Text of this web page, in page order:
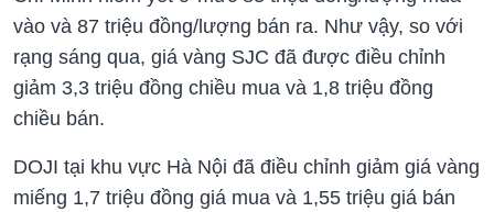
vào và 87 triệu đồng/lượng bán ra. Như vậy, so với
rạng sáng qua, giá vàng SJC đã được điều chỉnh
giảm 3,3 triệu đồng chiều mua và 1,8 triệu đồng
chiều bán.
DOJI tại khu vực Hà Nội đã điều chỉnh giảm giá vàng
miếng 1,7 triệu đồng giá mua và 1,55 triệu giá bán